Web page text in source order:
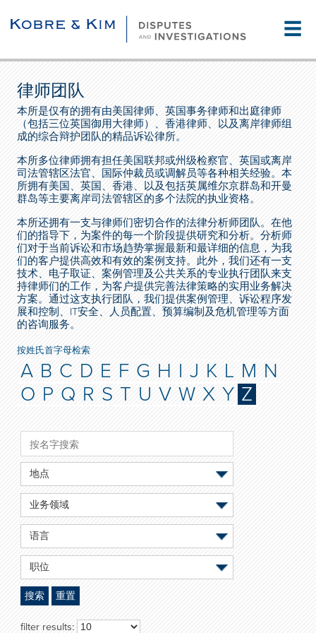
☰
律师团队
本所是仅有的拥有由美国律师、英国事务律师和出庭律师
（包括三位英国御用大律师）、香港律师、以及离岸律师组
成的综合辩护团队的精品诉讼律所。
本所多位律师拥有担任美国联邦或州级检察官、英国或离岸
司法管辖区法官、国际仲裁员或调解员等各种相关经验。本
所拥有美国、英国、香港、以及包括英属维尔京群岛和开曼
群岛等主要离岸司法管辖区的多个法院的执业资格。
本所还拥有一支与律师们密切合作的法律分析师团队。在他
们的指导下，为案件的每一个阶段提供研究和分析。分析师
们对于当前诉讼和市场趋势掌握最新和最详细的信息，为我
们的客户提供高效和有效的案例支持。此外，我们还有一支
技术、电子取证、案例管理及公共关系的专业执行团队来支
持律师们的工作，为客户提供完善法律策略的实用业务解决
方案。通过这支执行团队，我们提供案例管理、诉讼程序发
展和控制、IT安全、人员配置、预算编制及危机管理等方面
的咨询服务。
按姓氏首字母检索
A B C D E F G H I J K L M N
O P Q R S T U V W X Y Z
地点
业务领域
语言
职位
搜索 重置
filter results: